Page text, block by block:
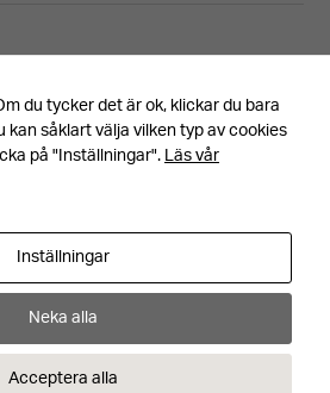
Kontakt
+46 531 710 00
info@steneby.se
Visa alla kontaktuppgifter
du tycker det är ok, klickar du bara
kan såklart välja vilken typ av cookies
på "Inställningar".Läs vår
Inställningar
Neka alla
Acceptera alla
Dessa kakor